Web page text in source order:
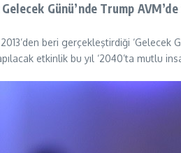
Günü’nde Trump
beri gerçekleştirdiği
etkinlik bu yıl ‘2040’ta mutlu